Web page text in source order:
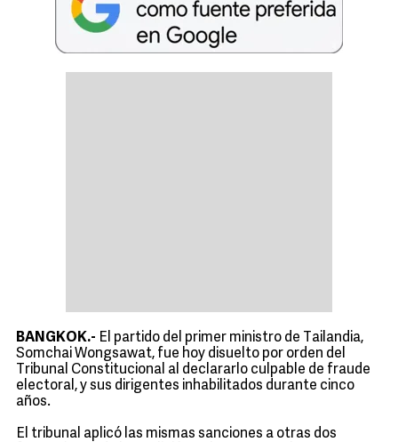
BANGKOK.- El partido del primer ministro de Tailandia,
Somchai Wongsawat, fue hoy disuelto por orden del
Tribunal Constitucional al declararlo culpable de fraude
electoral, y sus dirigentes inhabilitados durante cinco
años.
El tribunal aplicó las mismas sanciones a otras dos